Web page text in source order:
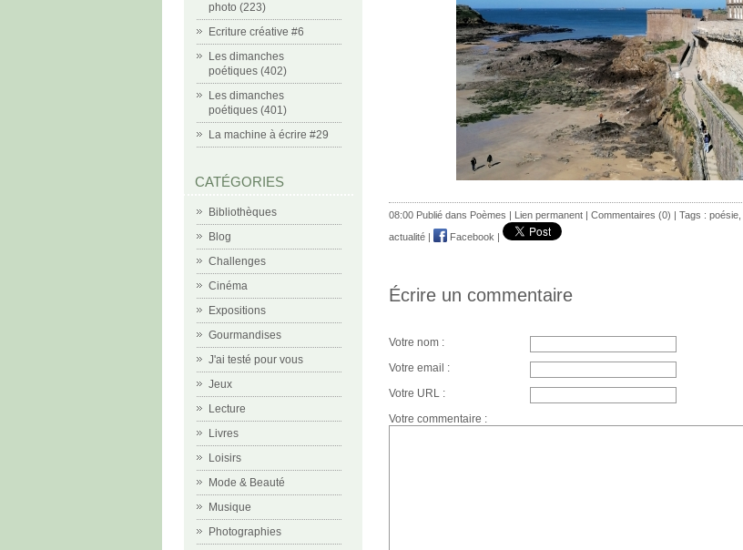
photo (223)
Ecriture créative #6
Les dimanches
poétiques (402)
Les dimanches
poétiques (401)
La machine à écrire #29
CATÉGORIES
Bibliothèques
Blog
Challenges
Cinéma
Expositions
Gourmandises
J'ai testé pour vous
Jeux
Lecture
Livres
Loisirs
Mode & Beauté
Musique
Photographies
08:00 Publié dans Poèmes | Lien permanent | Commentaires (0) | Tags : poésie
actualité | Facebook |
Écrire un commentaire
Votre nom :
Votre email :
Votre URL :
Votre commentaire :